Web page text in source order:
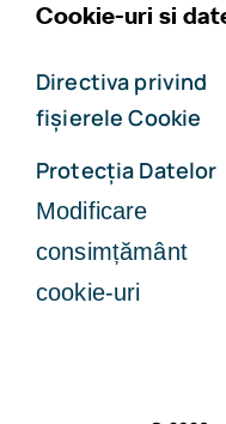
Cookie-uri si
Directiva privind
fișierele Cookie
Protecția Datelor
Modificare
consimțământ
cookie-uri